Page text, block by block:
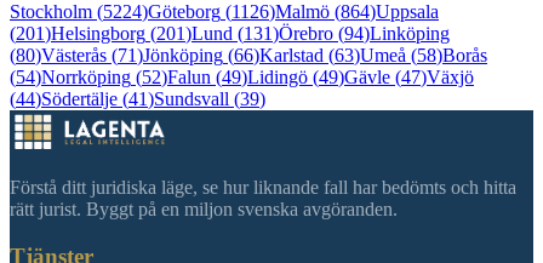
Stockholm (5224)Göteborg (1126)Malmö (864)Uppsala
(201)Helsingborg (201)Lund (131)Örebro (94)Linköping
(80)Västerås (71)Jönköping (66)Karlstad (63)Umeå (58)Borås
(54)Norrköping (52)Falun (49)Lidingö (49)Gävle (47)Växjö
(44)Södertälje (41)Sundsvall (39)
Förstå ditt juridiska läge, se hur liknande fall har bedömts och hitta
rätt jurist. Byggt på en miljon svenska avgöranden.
Tjänster